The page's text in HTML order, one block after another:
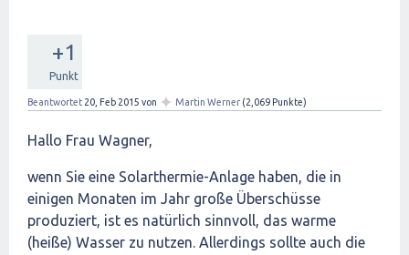
+1
Punkt
Beantwortet 20, Feb 2015 von ✦ Martin Werner (2,069 Punkte)
Hallo Frau Wagner,
wenn Sie eine Solarthermie-Anlage haben, die in
einigen Monaten im Jahr große Überschüsse
produziert, ist es natürlich sinnvoll, das warme
(heiße) Wasser zu nutzen. Allerdings sollte auch die